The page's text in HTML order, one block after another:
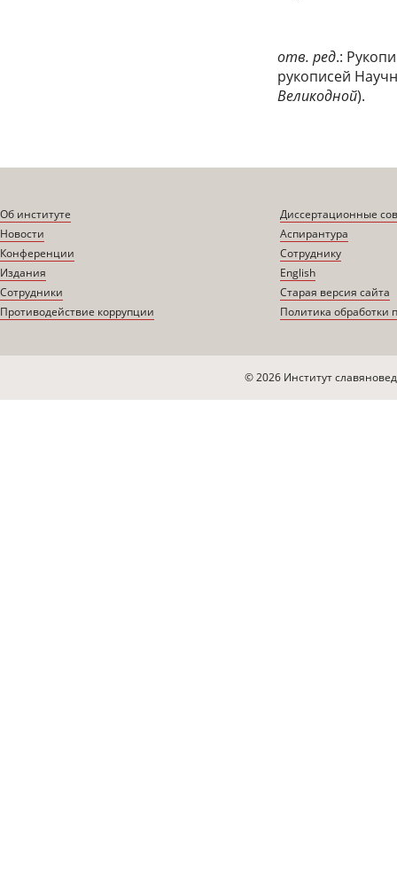
отв. ред.:
рукописей
Великодной).
Об институте
Новости
Конференции
Издания
Сотрудники
Противодействие коррупции
Диссертационные
Аспирантура
Сотруднику
English
Старая версия сайта
Политика обработки
© 2026 Институт